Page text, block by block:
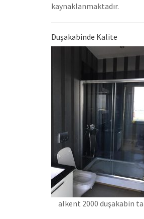
kaynaklanmaktadır.
Duşakabinde Kalite
alkent 2000 duşakabin